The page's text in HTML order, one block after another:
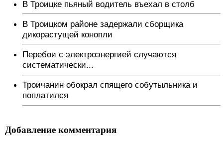
В Троицке пьяный водитель въехал в столб
В Троицком районе задержали сборщика
дикорастущей конопли
Перебои с электроэнергией случаются
систематически...
Троичанин обокрал спящего собутыльника и
поплатился
Добавление комментария